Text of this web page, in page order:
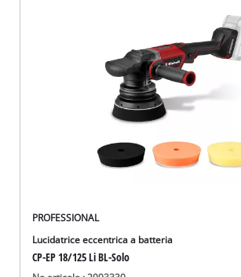
PROFESSIONAL
Lucidatrice eccentrica a batteria
CP-EP 18/125 Li BL-Solo